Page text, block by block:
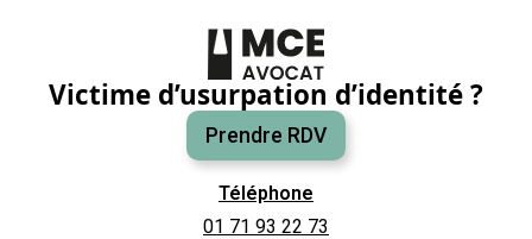
Victime d’usurpation d’identité ?
Prendre RDV
Téléphone
01 71 93 22 73